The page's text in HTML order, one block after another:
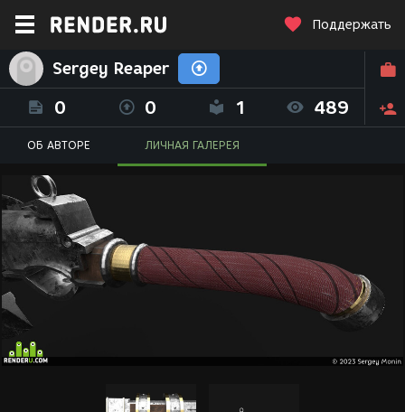
Поддержать
Sergey Reaper
0 0 1 489
ОБ АВТОРЕ ЛИЧНАЯ ГАЛЕРЕЯ